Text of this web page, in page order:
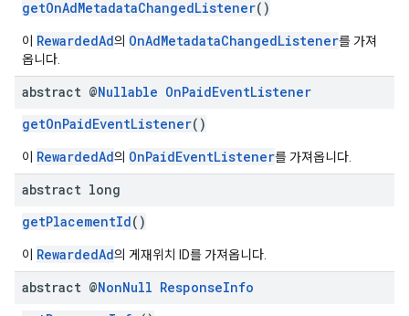
getOnAdMetadataChangedListener()
이 RewardedAd의 OnAdMetadataChangedListener를 가져
옵니다.
abstract @Nullable OnPaidEventListener
getOnPaidEventListener()
이 RewardedAd의 OnPaidEventListener를 가져옵니다.
abstract long
getPlacementId()
이 RewardedAd의 게재위치 ID를 가져옵니다.
abstract @NonNull ResponseInfo